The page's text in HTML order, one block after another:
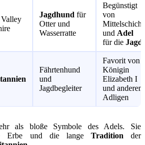
Jagdhund für
Otter und
Wasserratte
Begünstigt
von
Mittelschicht
und Adel
für die Jagd
Fährtenhund
und
Jagdbegleiter
Favorit von
Königin
Elizabeth I
und anderen
Adligen
als bloße Symbole des Adels. Sie
Erbe und die lange Tradition der